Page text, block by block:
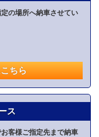
の場所へ納車させてい
ちら
ス
客様ご指定先まで納車